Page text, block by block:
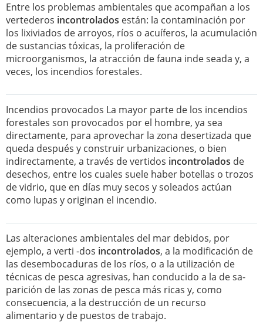
Entre los problemas ambientales que acompañan a los
vertederos incontrolados están: la contaminación por
los lixiviados de arroyos, ríos o acuíferos, la acumulación
de sustancias tóxicas, la proliferación de
microorganismos, la atracción de fauna inde seada y, a
veces, los incendios forestales.
Incendios provocados La mayor parte de los incendios
forestales son provocados por el hombre, ya sea
directamente, para aprovechar la zona desertizada que
queda después y construir urbanizaciones, o bien
indirectamente, a través de vertidos incontrolados de
desechos, entre los cuales suele haber botellas o trozos
de vidrio, que en días muy secos y soleados actúan
como lupas y originan el incendio.
Las alteraciones ambientales del mar debidos, por
ejemplo, a verti -dos incontrolados, a la modificación de
las desembocaduras de los ríos, o a la utilización de
técnicas de pesca agresivas, han conducido a la de sa-
parición de las zonas de pesca más ricas y, como
consecuencia, a la destrucción de un recurso
alimentario y de puestos de trabajo.